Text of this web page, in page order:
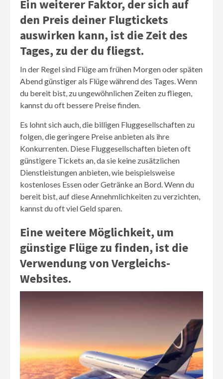
Ein weiterer Faktor, der sich auf
den Preis deiner Flugtickets
auswirken kann, ist die Zeit des
Tages, zu der du fliegst.
In der Regel sind Flüge am frühen Morgen oder späten
Abend günstiger als Flüge während des Tages. Wenn
du bereit bist, zu ungewöhnlichen Zeiten zu fliegen,
kannst du oft bessere Preise finden.
Es lohnt sich auch, die billigen Fluggesellschaften zu
folgen, die geringere Preise anbieten als ihre
Konkurrenten. Diese Fluggesellschaften bieten oft
günstigere Tickets an, da sie keine zusätzlichen
Dienstleistungen anbieten, wie beispielsweise
kostenloses Essen oder Getränke an Bord. Wenn du
bereit bist, auf diese Annehmlichkeiten zu verzichten,
kannst du oft viel Geld sparen.
Eine weitere Möglichkeit, um
günstige Flüge zu finden, ist die
Verwendung von Vergleichs-
Websites.